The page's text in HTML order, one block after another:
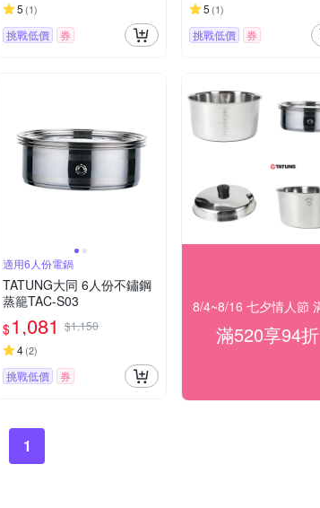
5 (1)
挑戰低價 券
5 (1)
挑戰低價 券
適用6人份電鍋
TATUNG大同 6人份不鏽鋼
蒸籠TAC-S03
$1,081 $1,150
4(2)
挑戰低價 券
滿520享94折
1